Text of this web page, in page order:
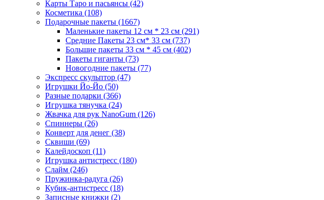
Карты Таро и пасьянсы (42)
Косметика (108)
Подарочные пакеты (1667)
Маленькие пакеты 12 см * 23 см (291)
Средние Пакеты 23 см* 33 см (737)
Большие пакеты 33 см * 45 см (402)
Пакеты гиганты (73)
Новогодние пакеты (77)
Экспресс скульптор (47)
Игрушки Йо-Йо (50)
Разные подарки (366)
Игрушка тянучка (24)
Жвачка для рук NanoGum (126)
Спиннеры (26)
Конверт для денег (38)
Сквиши (69)
Калейдоскоп (11)
Игрушка антистресс (180)
Слайм (246)
Пружинка-радуга (26)
Кубик-антистресс (18)
Записные книжки (2)